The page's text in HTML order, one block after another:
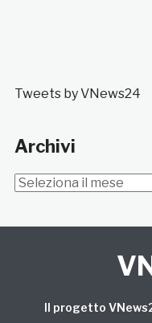
Tweets by VNews24
Archivi
Archivi
Il progetto